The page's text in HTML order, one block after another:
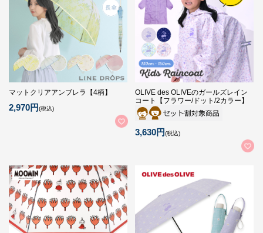
マットクリアアンブレラ【4柄】
2,970円(税込)
OLIVE des OLIVEのガールズレイン
コート【フラワー/ドット/2カラー】
3,630円(税込)